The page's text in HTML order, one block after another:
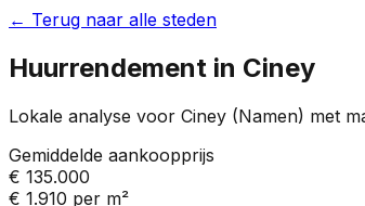
← Terug naar alle steden
Huurrendement in Ciney
Lokale analyse voor Ciney (Namen) met
Gemiddelde aankoopprijs
€ 135.000
€ 1.910 per m²